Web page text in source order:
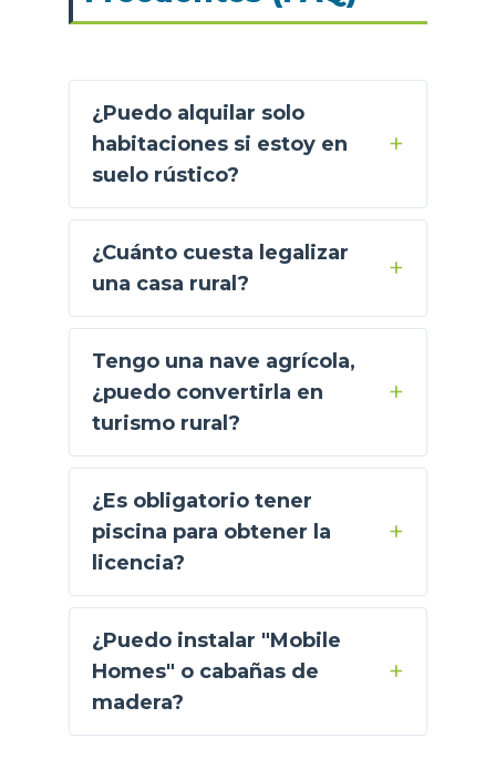
¿Puedo alquilar solo
habitaciones si estoy en
suelo rústico?
¿Cuánto cuesta legalizar
una casa rural?
Tengo una nave agrícola,
¿puedo convertirla en
turismo rural?
¿Es obligatorio tener
piscina para obtener la
licencia?
¿Puedo instalar "Mobile
Homes" o cabañas de
madera?